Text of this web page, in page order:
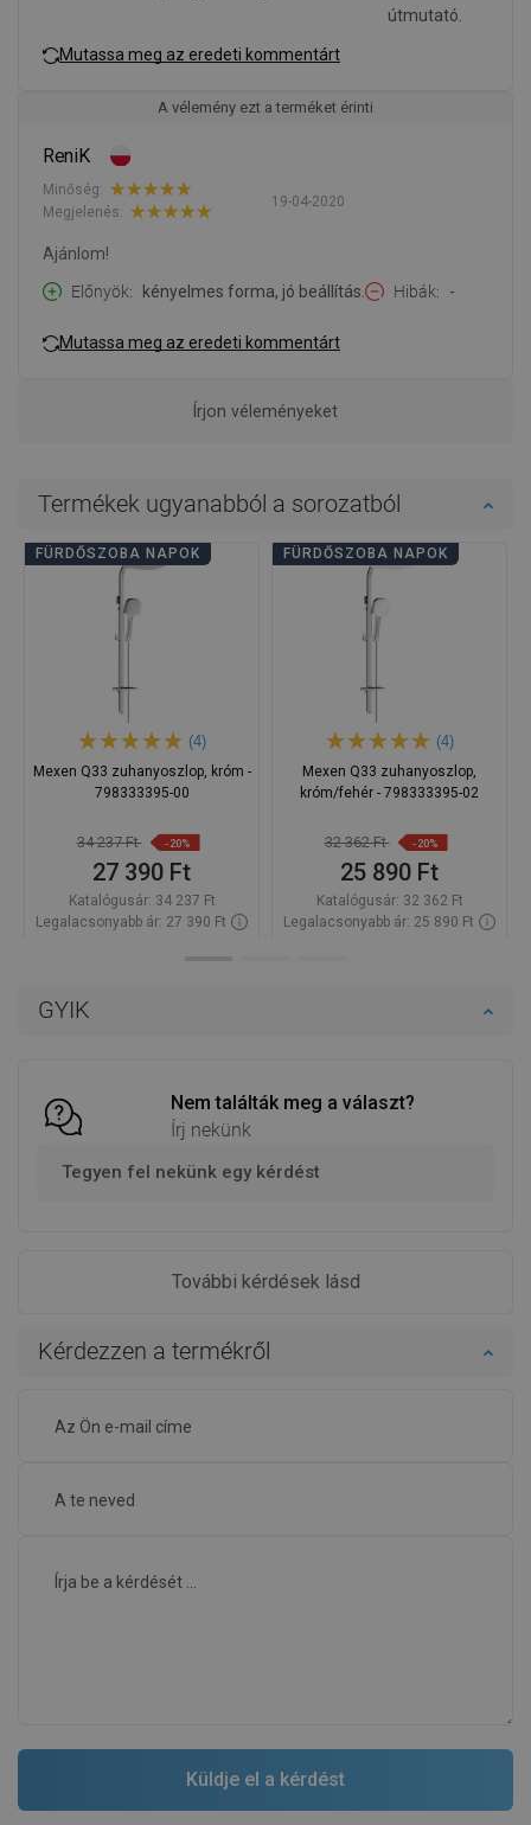
GYIK
Nem találták meg a választ?
Írj nekünk
Tegyen fel nekünk egy kérdést
További kérdések lásd
útmutató.
Mutassa meg az eredeti kommentárt
A vélemény ezt a terméket érinti
ReniK
19-04-2020
Minőség:
Megjelenés:
Ajánlom!
Előnyök
kényelmes forma, jó beállítás. Hibák -
Mutassa meg az eredeti kommentárt
Írjon véleményeket
Kérdezzen a termékről
Termékek ugyanabból a sorozatból
FÜRDŐSZOBA NAPOK
(4)
Mexen Q33 zuhanyoszlop, króm -
798333395-00
34 237 Ft -20%
27 390 Ft
Katalógusár: 34 237 Ft
Legalacsonyabb ár: 27 390 Ft
FÜRDŐSZOBA NAPOK
(4)
Mexen Q33 zuhanyoszlop,
króm/fehér - 798333395-02
32 362 Ft -20%
25 890 Ft
Katalógusár: 32 362 Ft
Legalacsonyabb ár: 25 890 Ft